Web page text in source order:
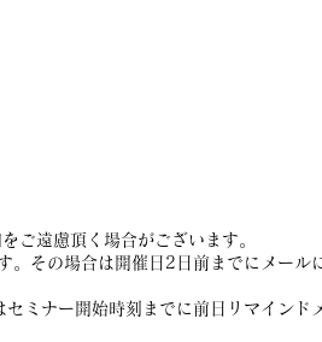
ご遠慮頂く場合がございます。
その場合は開催日2日前までにメール
ミナー開始時刻までに前日リマインド